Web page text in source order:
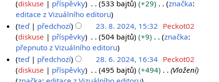
c
e
i
a
c
e
í
e
d
i
t
a
c
n
u
t
í
e
d
i
0
z
s
h
r
n
u
t
í
9
0
diskuse
příspěvky 533 bajtů
+29
B
e
z
s
h
r
n
značka:
editace z Vizuálního editoru
teď předchozí 23. 8. 2024, 15:32 Peckot02
diskuse
příspěvky 504 bajtů
+9
B
e
z
s
značka:
přepnuto z Vizuálního editoru
teď předchozí 28. 6. 2024, 16:34 Peckot02
diskuse
příspěvky 495 bajtů +494
Vložení